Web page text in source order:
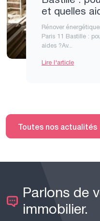
et quelles
Rénover
Paris 11 Bastille :
aides ?Av...
Lire l'article
Toutes nos actualités
Parlons de
immobilier.